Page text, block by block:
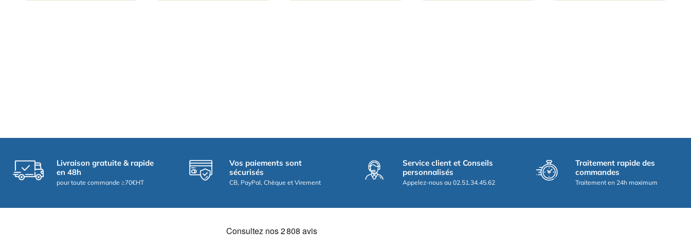
Livraison gratuite & rapide
en 48h
pour toute commande ≥70€HT
Vos paiements sont
sécurisés
CB, PayPal, Chèque et Virement
Service client et Conseils
personnalisés
Appelez-nous au 02.51.34.45.62
Traitement rapide des
commandes
Traitement en 24h maximum